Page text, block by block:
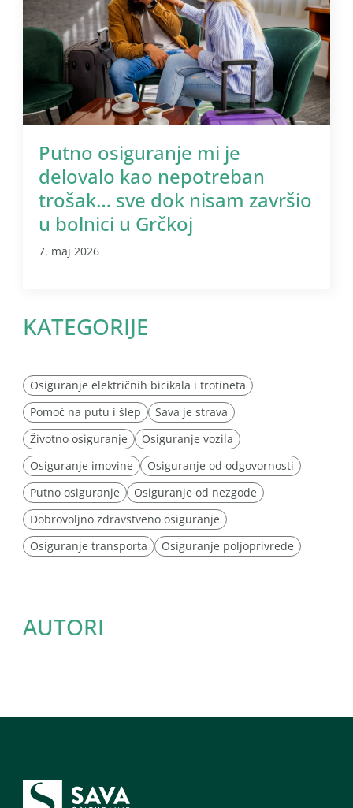
Putno osiguranje mi je
delovalo kao nepotreban
trošak… sve dok nisam završio
u bolnici u Grčkoj
7. maj 2026
KATEGORIJE
Osiguranje električnih bicikala i trotineta
Pomoć na putu i šlep
Sava je strava
Životno osiguranje
Osiguranje vozila
Osiguranje imovine
Osiguranje od odgovornosti
Putno osiguranje
Osiguranje od nezgode
Dobrovoljno zdravstveno osiguranje
Osiguranje transporta
Osiguranje poljoprivrede
AUTORI